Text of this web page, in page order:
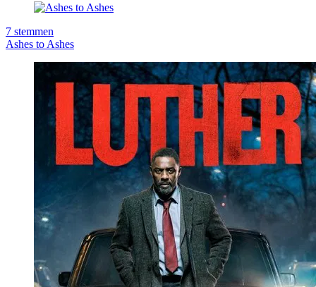
7 stemmen
Ashes to Ashes